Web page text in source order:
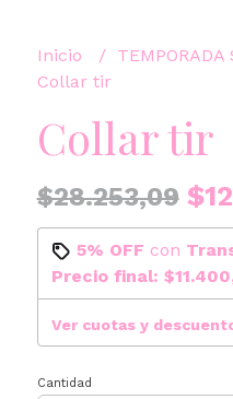
Inicio TEMPORADA
Collar tir
Collar tir
$28.253,09
5% OFF con
Precio final:
Ver cuotas y
Cantidad